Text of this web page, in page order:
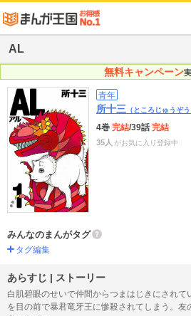
AL
無料キャンペーン
青年
所十三 （ところじゅうぞう
4巻 完結/39話完結
35人 がお気に入り登録中
みんなのまんがタグ
タグ編集
あらすじ | ストーリー
白肌碧眼のせいで仲間からつまはじきにされ
を目の前で暴君竜牙王に惨殺されてしまう。友